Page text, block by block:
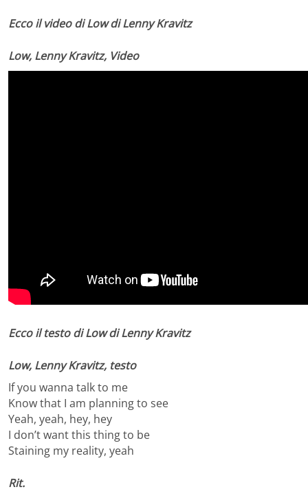
Ecco il video di Low di Lenny Kravitz
Low, Lenny Kravitz, Video
Ecco il testo di Low di Lenny Kravitz
Low, Lenny Kravitz, testo
If you wanna talk to me
Know that I am planning to see
Yeah, yeah, hey, hey
I don’t want this thing to be
Staining my reality, yeah
Rit.